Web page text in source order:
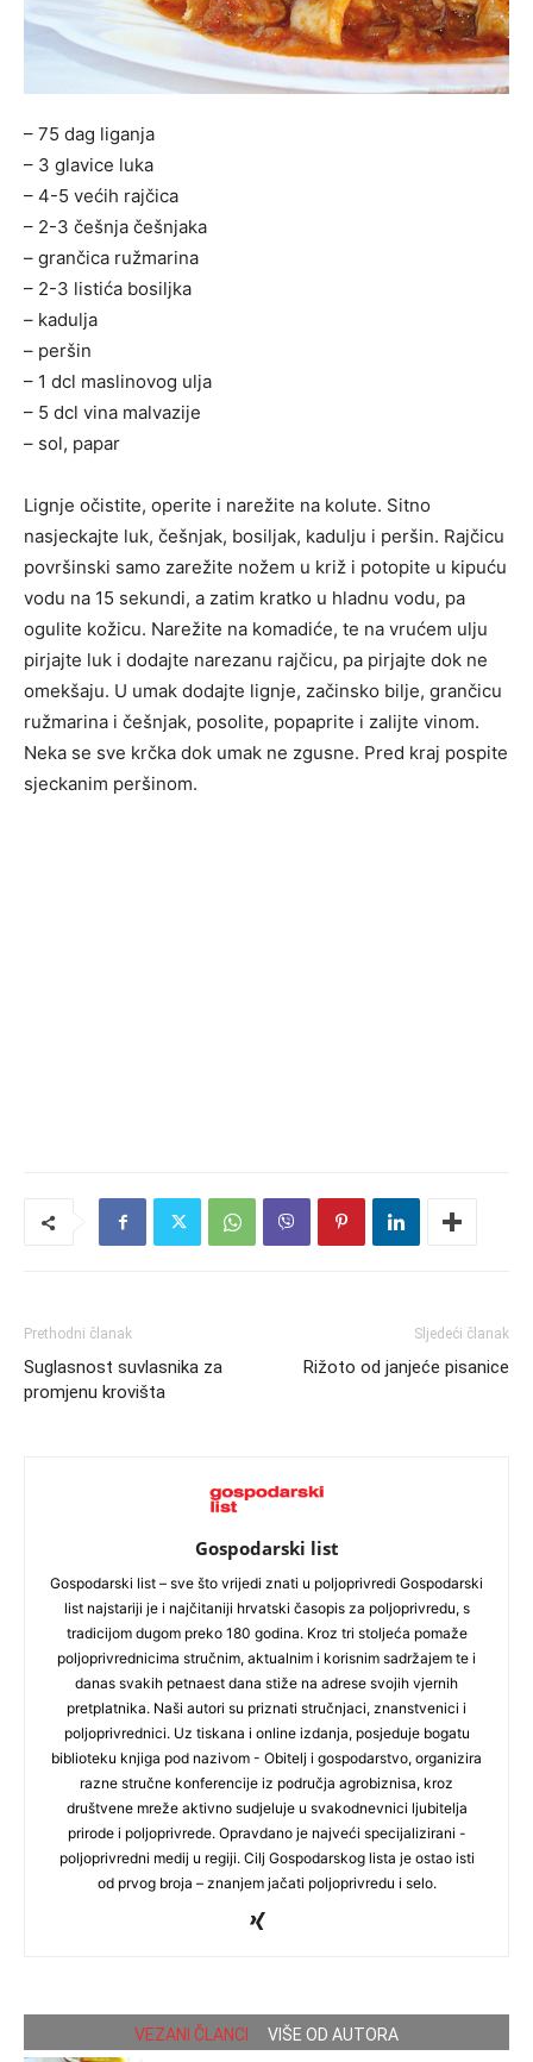
– 75 dag liganja
– 3 glavice luka
– 4-5 većih rajčica
– 2-3 češnja češnjaka
– grančica ružmarina
– 2-3 listića bosiljka
– kadulja
– peršin
– 1 dcl maslinovog ulja
– 5 dcl vina malvazije
– sol, papar
Lignje očistite, operite i narežite na kolute. Sitno
nasjeckajte luk, češnjak, bosiljak, kadulju i peršin. Rajčicu
površinski samo zarežite nožem u križ i potopite u kipuću
vodu na 15 sekundi, a zatim kratko u hladnu vodu, pa
ogulite kožicu. Narežite na komadiće, te na vrućem ulju
pirjajte luk i dodajte narezanu rajčicu, pa pirjajte dok ne
omekšaju. U umak dodajte lignje, začinsko bilje, grančicu
ružmarina i češnjak, posolite, popaprite i zalijte vinom.
Neka se sve krčka dok umak ne zgusne. Pred kraj pospite
sjeckanim peršinom.
Prethodni članak
Suglasnost suvlasnika za
promjenu krovišta
Sljedeći članak
Rižoto od janjeće pisanice
Gospodarski list
Gospodarski list – sve što vrijedi znati u poljoprivredi Gospodarski
list najstariji je i najčitaniji hrvatski časopis za poljoprivredu, s
tradicijom dugom preko 180 godina. Kroz tri stoljeća pomaže
poljoprivrednicima stručnim, aktualnim i korisnim sadržajem te i
danas svakih petnaest dana stiže na adrese svojih vjernih
pretplatnika. Naši autori su priznati stručnjaci, znanstvenici i
poljoprivrednici. Uz tiskana i online izdanja, posjeduje bogatu
biblioteku knjiga pod nazivom - Obitelj i gospodarstvo, organizira
razne stručne konferencije iz područja agrobiznisa, kroz
društvene mreže aktivno sudjeluje u svakodnevnici ljubitelja
prirode i poljoprivrede. Opravdano je najveći specijalizirani -
poljoprivredni medij u regiji. Cilj Gospodarskog lista je ostao isti
od prvog broja – znanjem jačati poljoprivredu i selo.
VEZANI ČLANCI VIŠE OD AUTORA